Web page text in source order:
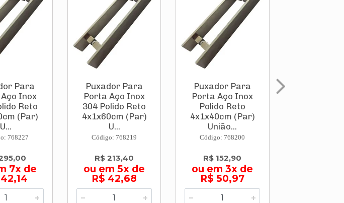
Para
Inox
Reto
(Par)
U...
768227
7x de
Puxador Para
Porta Aço Inox
304 Polido Reto
4x1x60cm (Par)
U...
Código: 768219
R$ 213,40
ou em 5x de
R$ 42,68
Puxador Para
Porta Aço Inox
Polido Reto
4x1x40cm (Par)
União...
Código: 768200
R$ 152,90
ou em 3x de
R$ 50,97